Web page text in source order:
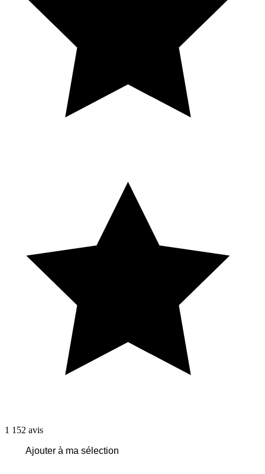
1 152 avis
Ajouter à ma sélection